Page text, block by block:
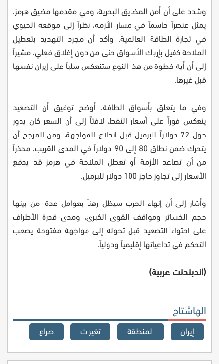
وشدد على أن أمن المضايق البحرية، وفي مقدمها مضيق هرمز،
يمثل عنصراً حاسماً في مسار الأزمة، نظراً إلى موقعه الحيوي
في تجارة الطاقة العالمية. وأكد أن مجرد التهديد بتعطيل
الملاحة كفيل بإرباك الأسواق حتى من دون إغلاق فعلي، مشيراً
إلى أن أية خطوة من هذا النوع ستنعكس سلباً على إيران نفسها
قبل غيرها.
وفي ما يتعلق بأسواق الطاقة، أوضح توفيق أن التصعيد
ينعكس فوراً على أسعار النفط، لافتاً إلى أن السعر كان يدور
حول 72 دولاراً للبرميل قبل اندلاع المواجهة، ومن المرجح أن
يتحرك ضمن نطاق 80 إلى 90 دولاراً في المدى القريب، محذراً
من أن تصاعد الأزمة أو تعطل الملاحة في هرمز قد يدفع
الأسعار إلى تجاوز حاجز 100 دولار للبرميل.
وأشار إلى أن إنهاء الحرب سيظل رهناً بعوامل عدة، من بينها
حجم الخسائر ومواقف القوى الكبرى، ومدى قدرة الأطراف
على احتواء التصعيد قبل تحوله إلى مواجهة مفتوحة يصعب
التحكم في تداعياتها إقليمياً ودولياً.
(اندبندنت عربية)
الهاشتاج
إيران المنطقة تغيرات صراع